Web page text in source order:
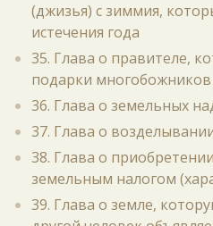
(джизья) с зиммия,
истечения года
35. Глава о правителе,
подарки многобожников
36. Глава о земельных
37. Глава о
38. Глава о
земельным налогом
39. Глава о земле,